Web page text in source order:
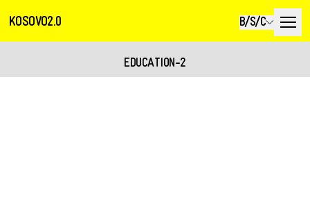
KOSOVO2.0 B/S/C
EDUCATION-2